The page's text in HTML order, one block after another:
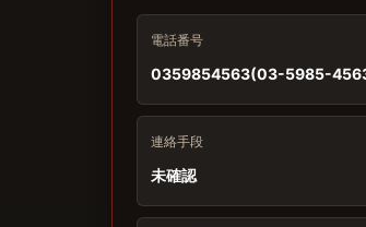
電話番号
0359854563(03-5985-
連絡手段
未確認